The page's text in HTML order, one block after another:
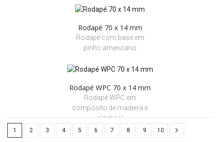
Rodapé 70 x 14 mm
Rodapé com base em
pinho americano
Rodapé WPC 70 x 14 mm
Rodapé WPC em
compósito de madeira e
plástico!
1 2 3 4 5 6 7 8 9 10